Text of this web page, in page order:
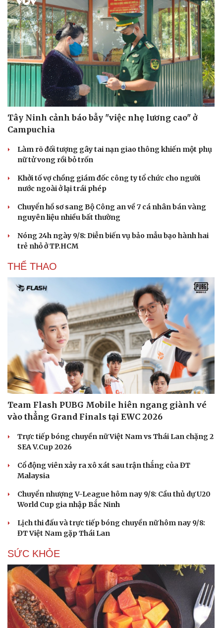
Du lịch
Tư vấn
Săn Tour
check-in
Podcast
Câu chuyện thời sự
Đọc truyện đêm khuya
Cửa sổ tình yêu
Kể chuyện cho bé
Hạt giống tâm hồn
Tây Ninh cảnh báo bẫy "việc nhẹ lương cao" ở
Campuchia
Làm rõ đối tượng gây tai nạn giao thông khiến một phụ
nữ tử vong rồi bỏ trốn
Khởi tố vợ chồng giám đốc công ty tổ chức cho người
nước ngoài ở lại trái phép
Chuyển hồ sơ sang Bộ Công an về 7 cá nhân bán vàng
nguyên liệu nhiều bất thường
Nóng 24h ngày 9/8: Diễn biến vụ bảo mẫu bạo hành hai
trẻ nhỏ ở TP.HCM
THỂ THAO
Team Flash PUBG Mobile hiên ngang giành vé
vào thẳng Grand Finals tại EWC 2026
Trực tiếp bóng chuyền nữ Việt Nam vs Thái Lan chặng 2
SEA V.Cup 2026
Cổ động viên xảy ra xô xát sau trận thắng của ĐT
Malaysia
Chuyển nhượng V-League hôm nay 9/8: Cầu thủ dự U20
World Cup gia nhập Bắc Ninh
Lịch thi đấu và trực tiếp bóng chuyền nữ hôm nay 9/8:
ĐT Việt Nam gặp Thái Lan
SỨC KHỎE